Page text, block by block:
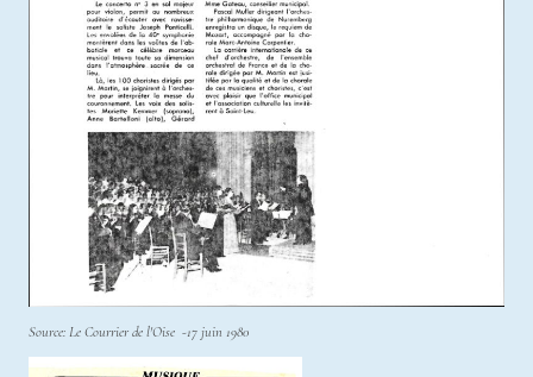
Source: Le Courrier de l'Oise -17 juin 1980